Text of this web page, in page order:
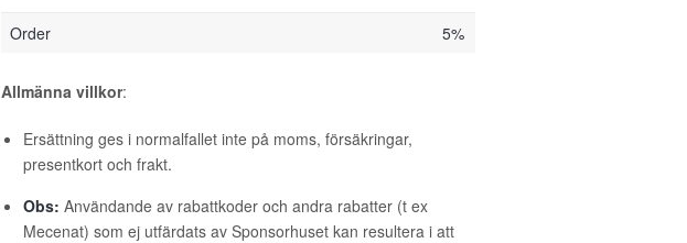
Order 5%
Allmänna villkor:
Ersättning ges i normalfallet inte på moms, försäkringar,
presentkort och frakt.
Obs: Användande av rabattkoder och andra rabatter (t ex
Mecenat) som ej utfärdats av Sponsorhuset kan resultera i att